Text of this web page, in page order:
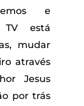
e
TV está
mudar
através
Jesus
por trás